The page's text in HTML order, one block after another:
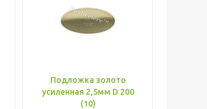
Подложка золото
усиленная 2,5мм D 200
(10)